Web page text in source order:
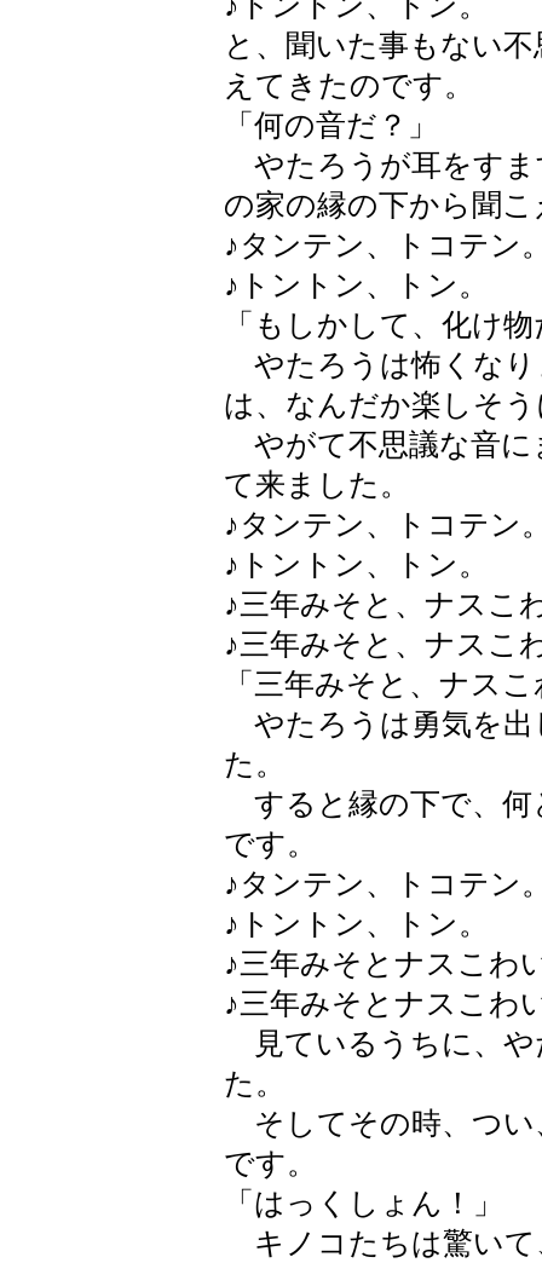
と、聞いた事もない
えてきたのです。
「何の音だ？」
やたろうが耳をすま
の家の縁の下から聞
♪タンテン、トコテン
♪トントン、トン。
「もしかして、化け
やたろうは怖くなり
は、なんだか楽しそ
やがて不思議な音に
て来ました。
♪タンテン、トコテン
♪トントン、トン。
♪三年みそと、ナスこ
♪三年みそと、ナスこ
「三年みそと、ナス
やたろうは勇気を出
た。
すると縁の下で、何
です。
♪タンテン、トコテン
♪トントン、トン。
♪三年みそとナスこわ
♪三年みそとナスこわ
見ているうちに、や
た。
そしてその時、つい
です。
「はっくしょん！」
キノコたちは驚いて